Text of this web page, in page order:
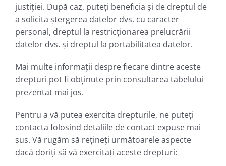
justiției. După caz, puteți beneficia și de dreptul de
a solicita ștergerea datelor dvs. cu caracter
personal, dreptul la restricționarea prelucrării
datelor dvs. și dreptul la portabilitatea datelor.
Mai multe informații despre fiecare dintre aceste
drepturi pot fi obținute prin consultarea tabelului
prezentat mai jos.
Pentru a vă putea exercita drepturile, ne puteți
contacta folosind detaliile de contact expuse mai
sus. Vă rugăm să rețineți următoarele aspecte
dacă doriți să vă exercitați aceste drepturi: